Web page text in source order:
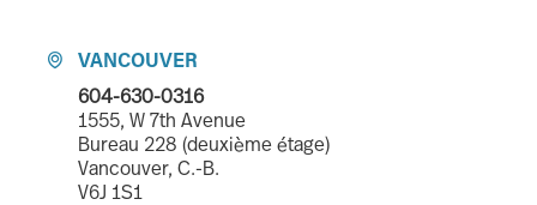

VANCOUVER
604-630-0316
1555, W 7th Avenue
Bureau 228 (deuxième étage)
Vancouver, C.-B.
V6J 1S1